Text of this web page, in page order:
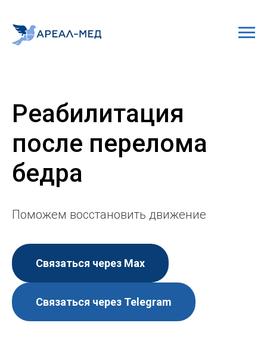
Реабилитация
после перелома
бедра
Поможем восстановить движение
Связаться через Мах
Связаться через Telegram